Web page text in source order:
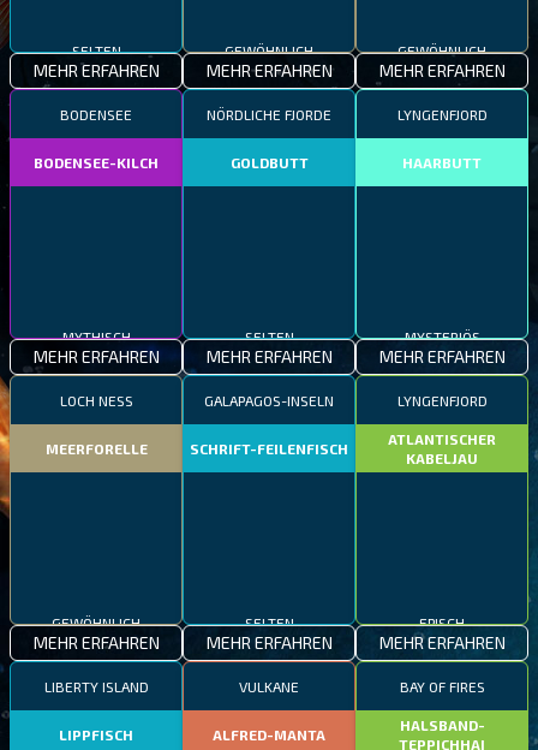
MEHR ERFAHREN MEHR ERFAHREN MEHR ERFAHREN
BODENSEE
BODENSEE-KILCH
MYTHISCH
MEHR ERFAHREN
NÖRDLICHE FJORDE
GOLDBUTT
SELTEN
MEHR ERFAHREN
LYNGENFJORD
HAARBUTT
MYSTERIÖS
MEHR ERFAHREN
LOCH NESS
MEERFORELLE
GEWÖHNLICH
MEHR ERFAHREN
GALAPAGOS-INSELN
SCHRIFT-FEILENFISCH
SELTEN
MEHR ERFAHREN
LYNGENFJORD
ATLANTISCHER
KABELJAU
EPISCH
MEHR ERFAHREN
LIBERTY ISLAND
LIPPFISCH
VULKANE
ALFRED-MANTA
BAY OF FIRES
HALSBAND-
TEPPICHHAI